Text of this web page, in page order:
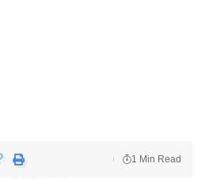
1 Min Read